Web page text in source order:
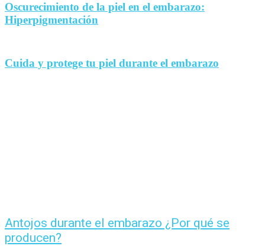
Oscurecimiento de la piel en el embarazo:
Hiperpigmentación
Cuida y protege tu piel durante el embarazo
Antojos durante el embarazo ¿Por qué se
producen?